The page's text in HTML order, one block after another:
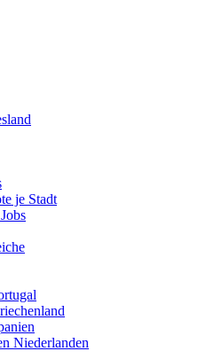
je Stadt
Niederlanden